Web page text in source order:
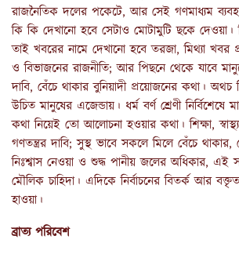
রাজনৈতিক দলের পকেটে, আর সেই গণমাধ্যম
কি কি দেখানো হবে সেটাও মোটামুটি ছকে দেওয়া।
তাই খবরের নামে দেখানো হবে তরজা, মিথ্যা খবর
ও বিভাজনের রাজনীতি; আর পিছনে থেকে যাবে
দাবি, বেঁচে থাকার বুনিয়াদী প্রয়োজনের কথা। অথচ
উচিত মানুষের এজেন্ডায়। ধর্ম বর্ণ শ্রেণী নির্বিশেষে
কথা নিয়েই তো আলোচনা হওয়ার কথা। শিক্ষা,
গণতন্ত্রর দাবি; সুস্থ ভাবে সকলে মিলে বেঁচে
নিঃশ্বাস নেওয়া ও শুদ্ধ পানীয় জলের অধিকার,
মৌলিক চাহিদা। এদিকে নির্বাচনের বিতর্ক আর
হাওয়া।
ব্রাত্য পরিবেশ